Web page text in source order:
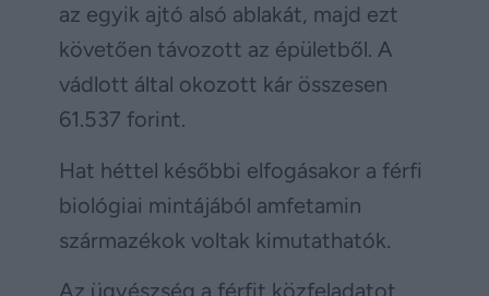
az egyik ajtó alsó ablakát, majd ezt
követően távozott az épületből. A
vádlott által okozott kár összesen
61.537 forint.
Hat héttel későbbi elfogásakor a férfi
biológiai mintájából amfetamin
származékok voltak kimutathatók.
Az ügyészség a férfit közfeladatot